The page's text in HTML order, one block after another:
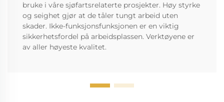
bruke i våre sjøfartsrelaterte prosjekter. Høy styrke
og seighet gjør at de tåler tungt arbeid uten
skader. Ikke-funksjonsfunksjonen er en viktig
sikkerhetsfordel på arbeidsplassen. Verktøyene er
av aller høyeste kvalitet.